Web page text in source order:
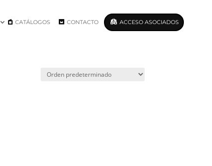
CATÁLOGOS CONTACTO ACCESO ASOCIADOS